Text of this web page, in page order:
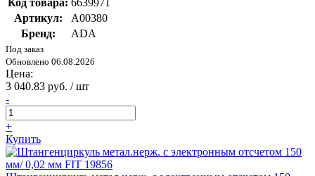
Код товара: 6639971
Артикул:
А00380
Бренд:
ADA
Под заказ
Обновлено 06.08.2026
Цена:
3 040.83 руб. / шт
-
+
Купить